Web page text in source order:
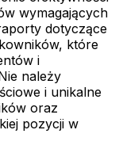
wymagających
dotyczące
które
i
należy
i unikalne
oraz
pozycji w